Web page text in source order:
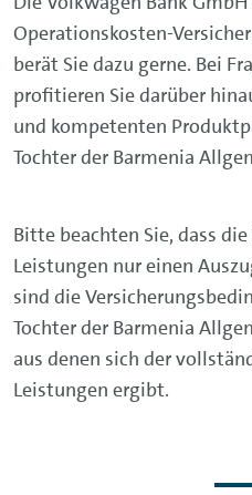
Darüber hinaus weist der
noch weitere
Mitversichert sind:
Physiotherapie in
Rahmen auch
Die Durchführung von
Heilverfahren, auch
einem Tierarzt nach
Gebührenordnung
Operationen aufgrund
Operationskosten-
berät Sie dazu gerne. Bei
profitieren Sie darüber
und kompetenten
Tochter der Barmenia
Bitte beachten Sie, dass
Leistungen nur einen
sind die
Tochter der Barmenia
aus denen sich der
Leistungen ergibt.